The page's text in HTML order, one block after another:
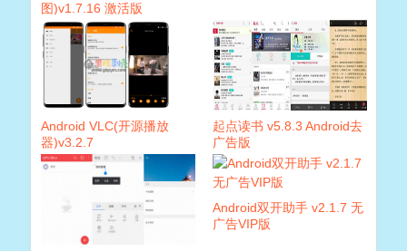
图)v1.7.16 激活版
Android VLC(开源播放
器)v3.2.7
起点读书 v5.8.3 Android去
广告版
Android双开助手 v2.1.7 无
广告VIP版